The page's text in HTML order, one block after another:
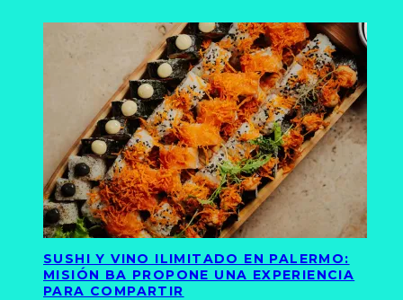
SUSHI Y VINO ILIMITADO EN PALERMO:
MISIÓN BA PROPONE UNA EXPERIENCIA
PARA COMPARTIR